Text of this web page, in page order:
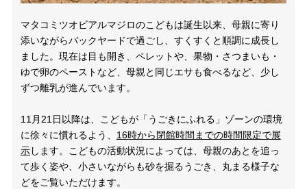
マタコミツオビアルマジロのこどもは誕生以来、母親に寄り
添いながらバックヤードで過ごし、すくすくと順調に成長し
ました。現在は目も開き、ペレットや、果物・さつまいも・
ゆで卵のペーストなど、母親と同じエサも食べるなど、少し
ずつ離乳が進んでいます。
11月 21 日以降は、こどもが「うごきにふれる」ゾーンの環境
に徐々に慣れるよう、 16時から閉館時間までの時間限定で展
示します。こどもの活動状況によっては、母親のあとを追っ
て歩く姿や、小さいながらも砂を掘るうごき、丸まる様子な
どをご覧いただけます。